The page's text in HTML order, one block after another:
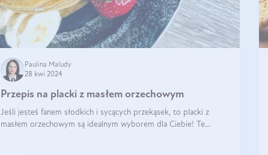
Paulina Maludy
28 kwi 2024
Przepis na placki z masłem orzechowym
Jeśli jesteś fanem słodkich i sycących przekąsek, to placki z
masłem orzechowym są idealnym wyborem dla Ciebie! Te